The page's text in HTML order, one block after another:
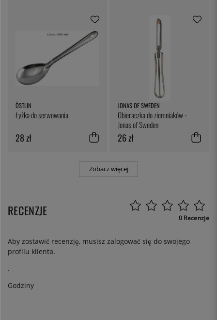
ÖSTLIN
Łyżka do serwowania
28 zł
JONAS OF SWEDEN
Obieraczka do ziemniaków -
Jonas of Sweden
26 zł
Zobacz więcej
RECENZJE 0 Recenzje
Aby zostawić recenzję, musisz zalogować się do swojego
profilu klienta.
.
Godziny